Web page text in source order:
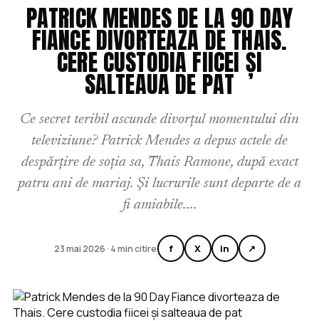
PATRICK MENDES DE LA 90 DAY
FIANCE DIVORTEAZA DE THAIS.
CERE CUSTODIA FIICEI ȘI
SALTEAUA DE PAT
Ce secret teribil ascunde divorțul momentului din
televiziune? Patrick Mendes a depus actele de
despărțire de soția sa, Thais Ramone, după exact
patru ani de mariaj. Și lucrurile sunt departe de a
fi amiabile....
23 mai 2026 · 4 min citire f X in ↗